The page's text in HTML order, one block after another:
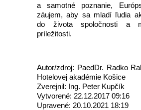
a samotné poznanie,
záujem, aby sa mladí ľudia
do života spoločnosti a
príležitosti.
Autor/zdroj: PaedDr. Radko
Hotelovej akadémie Košice
Zverejnil: Ing. Peter Kupčík
Vytvorené: 22.12.2017 09:16
Upravené: 20.10.2021 18:19